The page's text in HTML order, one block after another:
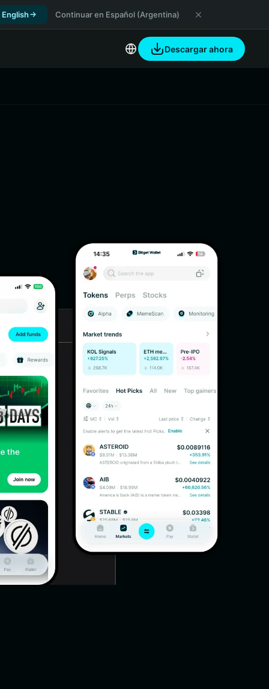
English Continuar en Español (Argentina)
Descargar ahora